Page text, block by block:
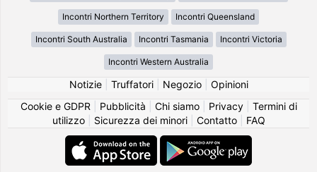
Incontri Northern Territory Incontri Queensland
Incontri South Australia Incontri Tasmania Incontri Victoria
Incontri Western Australia
Notizie| Truffatori| Negozio| Opinioni
Cookie e GDPR
Pubblicità Chi siamo| Privacy| Termini di
utilizzo| Sicurezza dei minori| Contatto| FAQ